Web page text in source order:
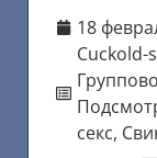
18
Cuckold-
секс,